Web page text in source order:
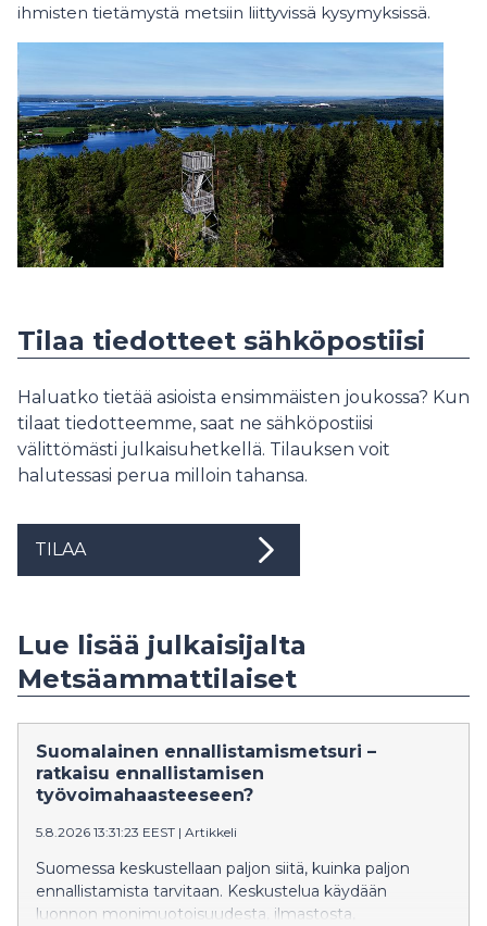
ihmisten tietämystä metsiin liittyvissä kysymyksissä.
Tilaa tiedotteet sähköpostiisi
Haluatko tietää asioista ensimmäisten joukossa? Kun
tilaat tiedotteemme, saat ne sähköpostiisi
välittömästi julkaisuhetkellä. Tilauksen voit
halutessasi perua milloin tahansa.
TILAA
Lue lisää julkaisijalta
Metsäammattilaiset
Suomalainen ennallistamismetsuri –
ratkaisu ennallistamisen
työvoimahaasteeseen?
5.8.2026 13:31:23 EEST | Artikkeli
Suomessa keskustellaan paljon siitä, kuinka paljon
ennallistamista tarvitaan. Keskustelua käydään
luonnon monimuotoisuudesta, ilmastosta,